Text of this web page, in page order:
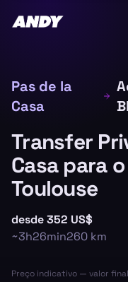
Pas de la
Casa
Transfer
Casa para
Toulouse
desde352 US$
~3h26min260 km
Preço indicativo — valor